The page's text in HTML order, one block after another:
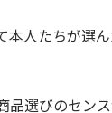
本人たちが選
品選びのセン